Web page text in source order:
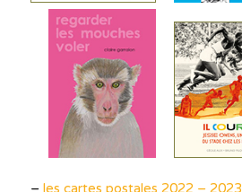
– les cartes postales 2022 – 2023